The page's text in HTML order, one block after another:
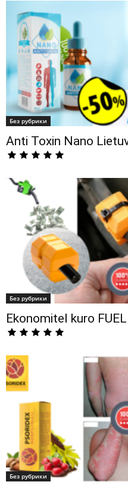
Без рубрики
Anti Toxin Nano
Без рубрики
Ekonomitel kuro
Без рубрики